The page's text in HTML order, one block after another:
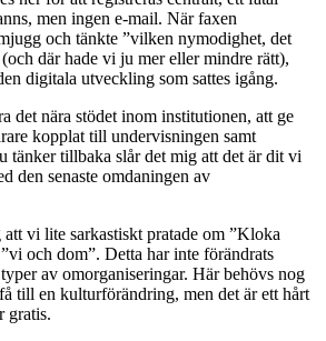
men ingen e-mail. När faxen
och tänkte ”vilken nymodighet, det
där hade vi ju mer eller mindre rätt),
digitala utveckling som sattes igång.
det nära stödet inom institutionen, att ge
kopplat till undervisningen samt
tänker tillbaka slår det mig att det är dit vi
den senaste omdaningen av
vi lite sarkastiskt pratade om ”Kloka
och dom”. Detta har inte förändrats
av omorganiseringar. Här behövs nog
till en kulturförändring, men det är ett hårt
gratis.